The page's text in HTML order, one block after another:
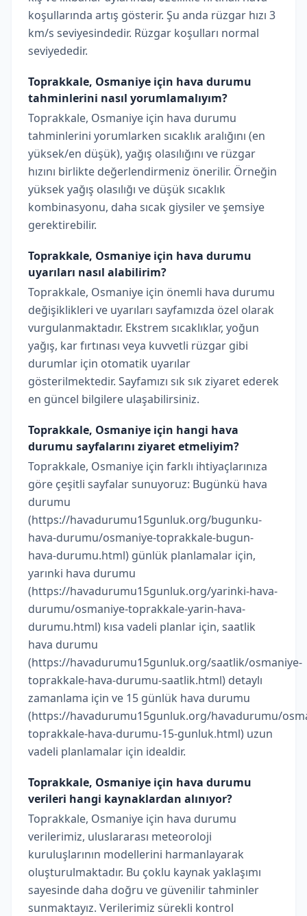
koşullarında artış gösterir. Şu anda rüzgar hızı 3
km/s seviyesindedir. Rüzgar koşulları normal
seviyededir.
Toprakkale, Osmaniye için hava durumu
tahminlerini nasıl yorumlamalıyım?
Toprakkale, Osmaniye için hava durumu
tahminlerini yorumlarken sıcaklık aralığını (en
yüksek/en düşük), yağış olasılığını ve rüzgar
hızını birlikte değerlendirmeniz önerilir. Örneğin
yüksek yağış olasılığı ve düşük sıcaklık
kombinasyonu, daha sıcak giysiler ve şemsiye
gerektirebilir.
Toprakkale, Osmaniye için hava durumu
uyarıları nasıl alabilirim?
Toprakkale, Osmaniye için önemli hava durumu
değişiklikleri ve uyarıları sayfamızda özel olarak
vurgulanmaktadır. Ekstrem sıcaklıklar, yoğun
yağış, kar fırtınası veya kuvvetli rüzgar gibi
durumlar için otomatik uyarılar
gösterilmektedir. Sayfamızı sık sık ziyaret ederek
en güncel bilgilere ulaşabilirsiniz.
Toprakkale, Osmaniye için hangi hava
durumu sayfalarını ziyaret etmeliyim?
Toprakkale, Osmaniye için farklı ihtiyaçlarınıza
göre çeşitli sayfalar sunuyoruz: Bugünkü hava
durumu
(https://havadurumu15gunluk.org/bugunku-
hava-durumu/osmaniye-toprakkale-bugun-
hava-durumu.html) günlük planlamalar için,
yarınki hava durumu
(https://havadurumu15gunluk.org/yarinki-hava-
durumu/osmaniye-toprakkale-yarin-hava-
durumu.html) kısa vadeli planlar için, saatlik
hava durumu
(https://havadurumu15gunluk.org/saatlik/osmaniye-
toprakkale-hava-durumu-saatlik.html) detaylı
zamanlama için ve 15 günlük hava durumu
(https://havadurumu15gunluk.org/havadurumu/
toprakkale-hava-durumu-15-gunluk.html) uzun
vadeli planlamalar için idealdir.
Toprakkale, Osmaniye için hava durumu
verileri hangi kaynaklardan alınıyor?
Toprakkale, Osmaniye için hava durumu
verilerimiz, uluslararası meteoroloji
kuruluşlarının modellerini harmanlayarak
oluşturulmaktadır. Bu çoklu kaynak yaklaşımı
sayesinde daha doğru ve güvenilir tahminler
sunmaktayız. Verilerimiz sürekli kontrol